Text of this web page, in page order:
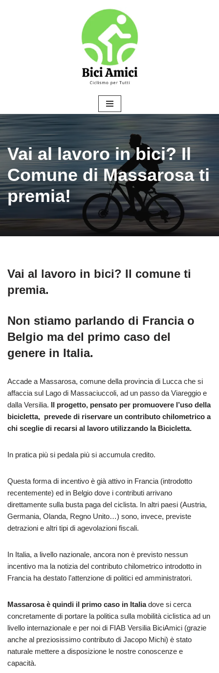
Vai al lavoro in bici? Il
Comune di Massarosa ti
premia!
Vai al lavoro in bici? Il comune ti
premia.
Non stiamo parlando di Francia o
Belgio ma del primo caso del
genere in Italia.
Accade a Massarosa, comune della provincia di Lucca che si
affaccia sul Lago di Massaciuccoli, ad un passo da Viareggio e
dalla Versilia. Il progetto, pensato per promuovere l’uso della
bicicletta, prevede di riservare un contributo chilometrico a
chi sceglie di recarsi al lavoro utilizzando la Bicicletta.
In pratica più si pedala più si accumula credito.
Questa forma di incentivo è già attivo in Francia (introdotto
recentemente) ed in Belgio dove i contributi arrivano
direttamente sulla busta paga del ciclista. In altri paesi (Austria,
Germania, Olanda, Regno Unito…) sono, invece, previste
detrazioni e altri tipi di agevolazioni fiscali.
In Italia, a livello nazionale, ancora non è previsto nessun
incentivo ma la notizia del contributo chilometrico introdotto in
Francia ha destato l’attenzione di politici ed amministratori.
Massarosa è quindi il primo caso in Italiadove si cerca
concretamente di portare la politica sulla mobilità ciclistica ad un
livello internazionale e per noi di FIAB Versilia BiciAmici (grazie
anche al preziosissimo contributo di Jacopo Michi) è stato
naturale mettere a disposizione le nostre conoscenze e
capacità.